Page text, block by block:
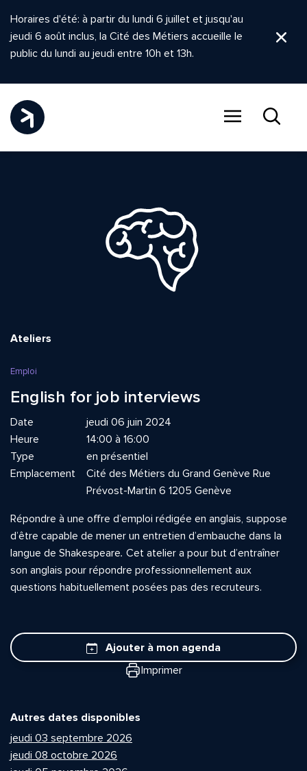
Horaires d'été: à partir du lundi 6 juillet et jusqu'au
jeudi 6 août inclus, la Cité des Métiers accueille le
public du lundi au jeudi entre 10h et 13h.
Ateliers
Emploi
English for job interviews
Date
jeudi 06 juin 2024
Heure
14:00 à 16:00
Type
en présentiel
Emplacement
Cité des Métiers du Grand Genève Rue
Prévost-Martin 6 1205 Genève
Répondre à une offre d’emploi rédigée en anglais, suppose
d’être capable de mener un entretien d’embauche dans la
langue de Shakespeare. Cet atelier a pour but d’entraîner
son anglais pour répondre professionnellement aux
questions habituellement posées pas des recruteurs.
Ajouter à mon agenda
Imprimer
Autres dates disponibles
jeudi 03 septembre 2026
jeudi 08 octobre 2026